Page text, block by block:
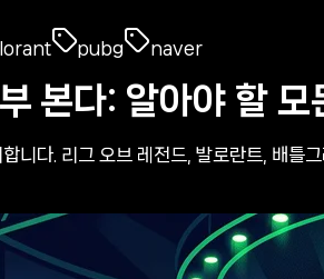
pubg naver
본다: 알아야 할 모
다. 리그 오브 레전드, 발로란트, 배틀